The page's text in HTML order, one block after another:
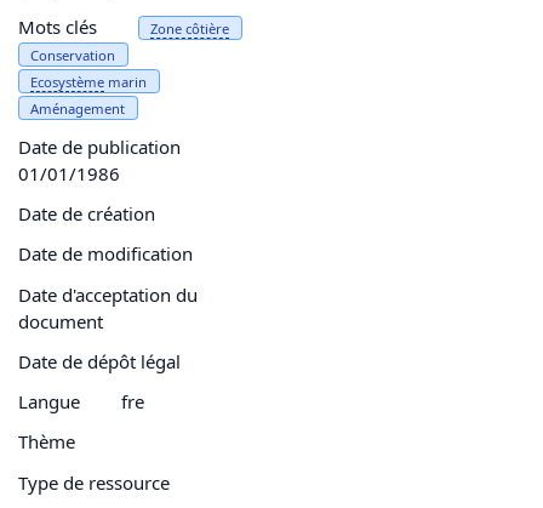
Mots clés
Zone côtière
Conservation
Ecosystème marin
Aménagement
Date de publication
01/01/1986
Date de création
Date de modification
Date d'acceptation du
document
Date de dépôt légal
Langue
fre
Thème
Type de ressource